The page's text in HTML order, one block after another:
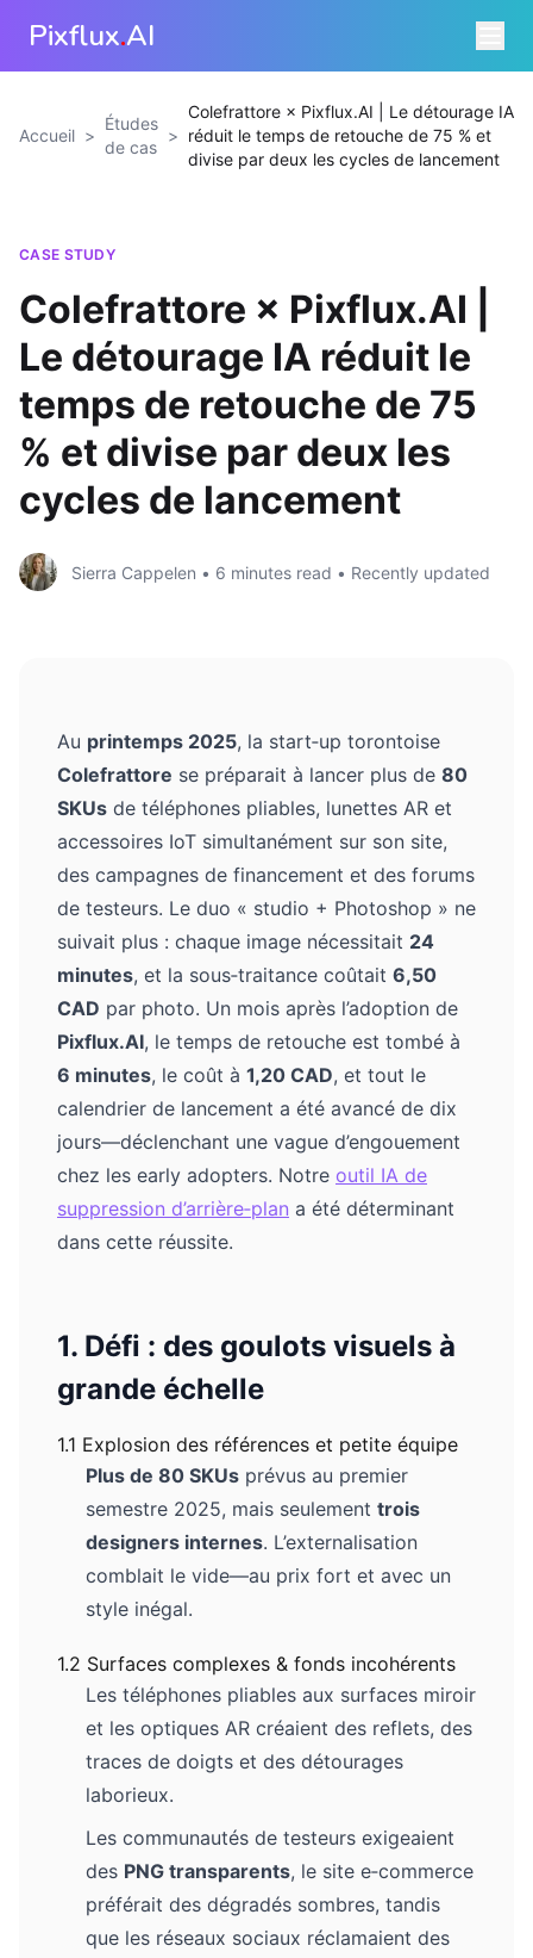
Pixflux.AI
Accueil >
Études
de cas
>
Colefrattore × Pixflux.AI | Le détourage IA
réduit le temps de retouche de 75 % et
divise par deux les cycles de lancement
CASE STUDY
Colefrattore × Pixflux.AI |
Le détourage IA réduit le
temps de retouche de 75
% et divise par deux les
cycles de lancement
Sierra Cappelen • 6 minutes read • Recently updated
Au printemps 2025, la start‑up torontoise
Colefrattore se préparait à lancer plus de 80
SKUs de téléphones pliables, lunettes AR et
accessoires IoT simultanément sur son site,
des campagnes de financement et des forums
de testeurs. Le duo « studio + Photoshop » ne
suivait plus : chaque image nécessitait 24
minutes, et la sous‑traitance coûtait 6,50
CAD par photo. Un mois après l’adoption de
Pixflux.AI, le temps de retouche est tombé à
6 minutes, le coût à 1,20 CAD, et tout le
calendrier de lancement a été avancé de dix
jours—déclenchant une vague d’engouement
chez les early adopters. Notre outil IA de
suppression d’arrière‑plan a été déterminant
dans cette réussite.
1. Défi : des goulots visuels à
grande échelle
1.1 Explosion des références et petite équipe
Plus de 80 SKUs prévus au premier
semestre 2025, mais seulement trois
designers internes. L’externalisation
comblait le vide—au prix fort et avec un
style inégal.
1.2 Surfaces complexes & fonds incohérents
Les téléphones pliables aux surfaces miroir
et les optiques AR créaient des reflets, des
traces de doigts et des détourages
laborieux.
Les communautés de testeurs exigeaient
des PNG transparents, le site e‑commerce
préférait des dégradés sombres, tandis
que les réseaux sociaux réclamaient des